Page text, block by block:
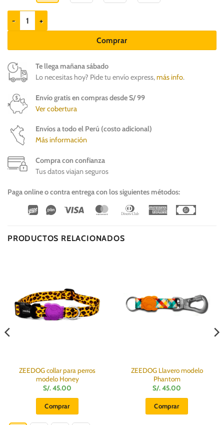
Zeedog Arnés Air Mesh Blast para perros cantidad
Comprar
Te llega mañana sábado
Lo necesitas hoy? Pide tu envío express,más info.
Envío gratis en compras desde S/ 99
Ver cobertura
Envíos a todo el Perú (costo adicional)
Más información
Compra con confianza
Tus datos viajan seguros
Paga online o contra entrega con los siguientes métodos:
Wirecard
Vipps Visa MasterCardDinners
American
PRODUCTOS RELACIONADOS
ZEEDOG collar para perros
modelo Honey
S/.45.00
Comprar
ZEEDOG Llavero modelo
Phantom
S/.45.00
Comprar